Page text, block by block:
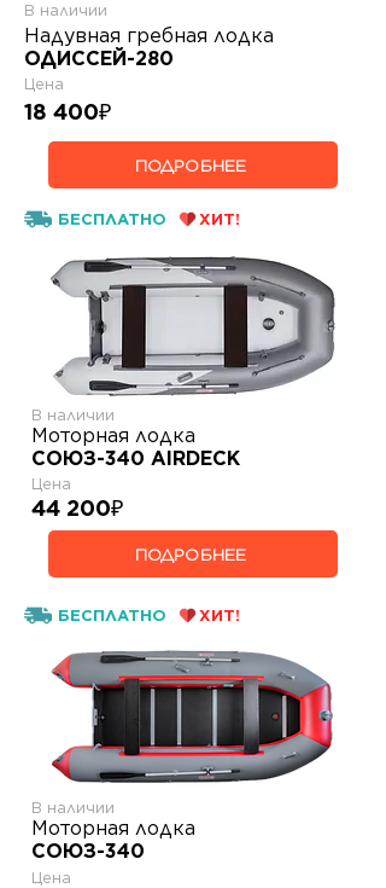
Надувная гребная лодка
ОДИССЕЙ-280
В наличии
Цена
18 400₽
ПОДРОБНЕЕ
БЕСПЛАТНО ХИТ!
В наличии
Моторная лодка
СОЮЗ-340 AIRDECK
Цена
44 200₽
ПОДРОБНЕЕ
Моторная лодка
СОЮЗ-340
В наличии
Цена
БЕСПЛАТНО ХИТ!